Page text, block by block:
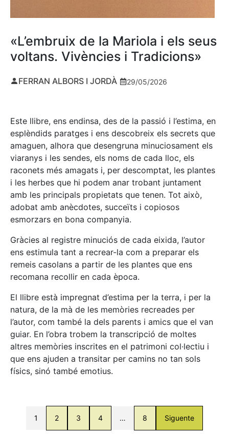
«L’embruix de la Mariola i els seus
voltans. Vivències i Tradicions»
FERRAN ALBORS I JORDÀ 29/05/2026
Este llibre, ens endinsa, des de la passió i l’estima, en
esplèndids paratges i ens descobreix els secrets que
amaguen, alhora que desengruna minuciosament els
viaranys i les sendes, els noms de cada lloc, els
raconets més amagats i, per descomptat, les plantes
i les herbes que hi podem anar trobant juntament
amb les principals propietats que tenen. Tot això,
adobat amb anècdotes, succeïts i copiosos
esmorzars en bona companyia.
Gràcies al registre minuciós de cada eixida, l’autor
ens estimula tant a recrear-la com a preparar els
remeis casolans a partir de les plantes que ens
recomana recollir en cada època.
El llibre està impregnat d’estima per la terra, i per la
natura, de la mà de les memòries recreades per
l’autor, com també la dels parents i amics que el van
guiar. En l’obra trobem la transcripció de moltes
altres memòries inscrites en el patrimoni col·lectiu i
que ens ajuden a transitar per camins no tan sols
físics, sinó també emotius.
1 2 3 4 … 8 Siguente